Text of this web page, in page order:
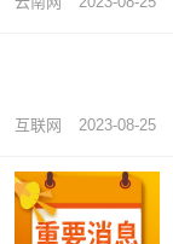
互联网 2023-08-25